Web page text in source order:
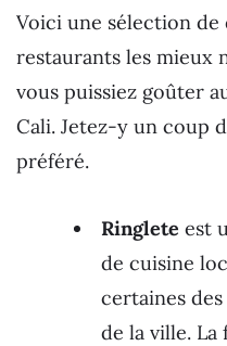
Voici une sélection de
restaurants les mieux
vous puissiez goûter
Cali. Jetez-y un coup
préféré.
Ringlete est
de cuisine
certaines
de la ville.